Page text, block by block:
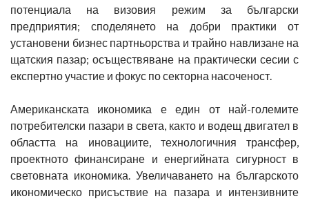
потенциала на визовия режим за български
предприятия; споделянето на добри практики от
установени бизнес партньорства и трайно навлизане на
щатския пазар; осъществяване на практически сесии с
експертно участие и фокус по секторна насоченост.
Американската икономика е един от най-големите
потребителски пазари в света, както и водещ двигател в
областта на иновациите, технологичния трансфер,
проектното финансиране и енергийната сигурност в
световната икономика. Увеличаването на българското
икономическо присъствие на пазара и интензивните